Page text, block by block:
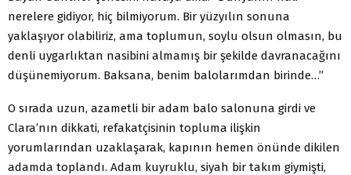
nerelere gidiyor, hiç bilmiyorum. Bir yüzyılın sonuna
yaklaşıyor olabiliriz, ama toplumun, soylu olsun olmasın, bu
denli uygarlıktan nasibini almamış bir şekilde davranacağını
düşünemiyorum. Baksana, benim balolarımdan birinde…”
O sırada uzun, azametli bir adam balo salonuna girdi ve
Clara’nın dikkati, refakatçisinin topluma ilişkin
yorumlarından uzaklaşarak, kapının hemen önünde dikilen
adamda toplandı. Adam kuyruklu, siyah bir takım giymişti,